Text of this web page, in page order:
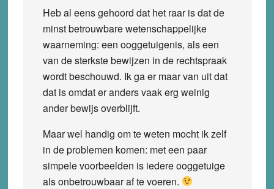
Heb al eens gehoord dat het raar is dat de
minst betrouwbare wetenschappelijke
waarneming: een ooggetuigenis, als een
van de sterkste bewijzen in de rechtspraak
wordt beschouwd. Ik ga er maar van uit dat
dat is omdat er anders vaak erg weinig
ander bewijs overblijft.
Maar wel handig om te weten mocht ik zelf
in de problemen komen: met een paar
simpele voorbeelden is iedere ooggetuige
als onbetrouwbaar af te voeren.